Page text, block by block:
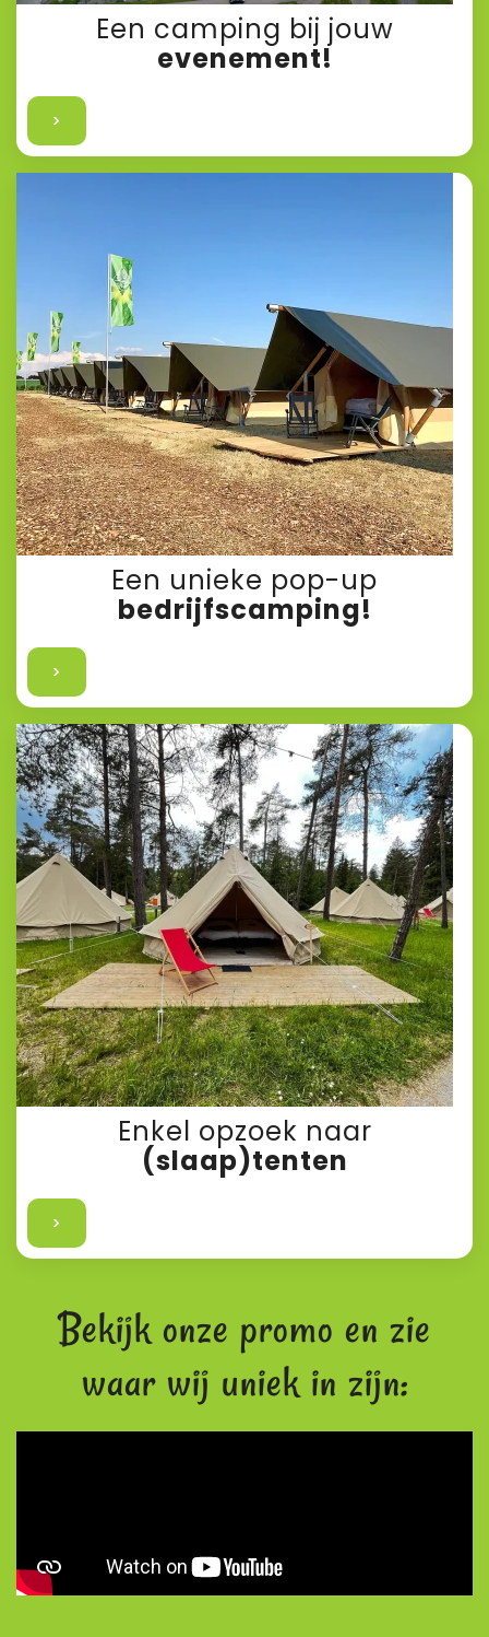
Een camping bij jouw
evenement!
>
Een unieke pop-up
bedrijfscamping!
>
Enkel opzoek naar
(slaap)tenten
>
Bekijk onze promo en zie
waar wij uniek in zijn: